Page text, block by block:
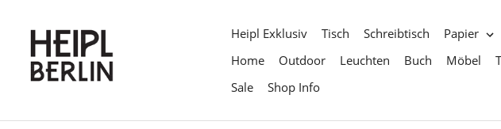
Heipl Exklusiv Tisch Schreibtisch Papier
Home
Outdoor Leuchten Buch Möbel
Sale
Shop Info